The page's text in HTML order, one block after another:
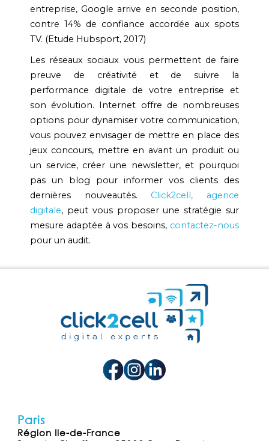
entreprise, Google arrive en seconde position,
contre 14% de confiance accordée aux spots
TV. (Etude Hubsport, 2017)
Les réseaux sociaux vous permettent de faire
preuve de créativité et de suivre la
performance digitale de votre entreprise et
son évolution. Internet offre de nombreuses
options pour dynamiser votre communication,
vous pouvez envisager de mettre en place des
jeux concours, mettre en avant un produit ou
un service, créer une newsletter, et pourquoi
pas un blog pour informer vos clients des
dernières nouveautés. Click2cell, agence
digitale, peut vous proposer une stratégie sur
mesure adaptée à vos besoins, contactez-nous
pour un audit.
Paris
Région Ile-de-France